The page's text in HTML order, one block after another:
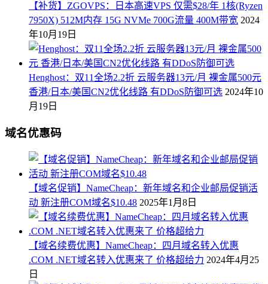
【补货】ZGOVPS：日本高速VPS 仅需$28/年 1核(Ryzen
7950X) 512M内存 15G NVMe 700G流量 400M带宽 2024
年10月19日
Henghost：双11全场2.2折 云服务器13元/月 裸金属500元
香港/日本/美国CN2优化线路 有DDoS防御可选 2024年10
月19日
域名优惠码
【域名促销】NameCheap：新年域名和企业邮局促销活
动 新注册COM域名$10.48 2025年1月8日
【域名续费优惠】NameCheap：四月域名转入优惠
.COM .NET域名转入优惠来了 价格超给力 2024年4月25
日